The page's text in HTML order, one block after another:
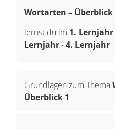
Wortarten – Überblick
lernst du im 1. Lernjahr
Lernjahr-4. Lernjahr
Grundlagen zum Thema
Überblick 1